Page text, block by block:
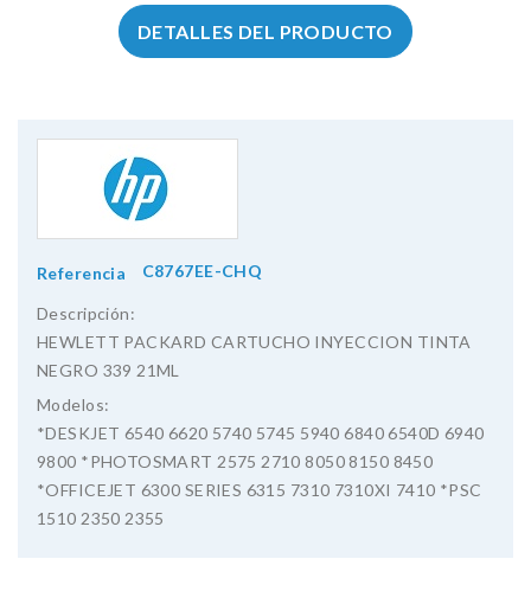
DETALLES DEL PRODUCTO
Referencia C8767EE-CHQ
Descripción:
HEWLETT PACKARD CARTUCHO INYECCION TINTA
NEGRO 339 21ML
Modelos:
*DESKJET 6540 6620 5740 5745 5940 6840 6540D 6940
9800 *PHOTOSMART 2575 2710 8050 8150 8450
*OFFICEJET 6300 SERIES 6315 7310 7310XI 7410 *PSC
1510 2350 2355